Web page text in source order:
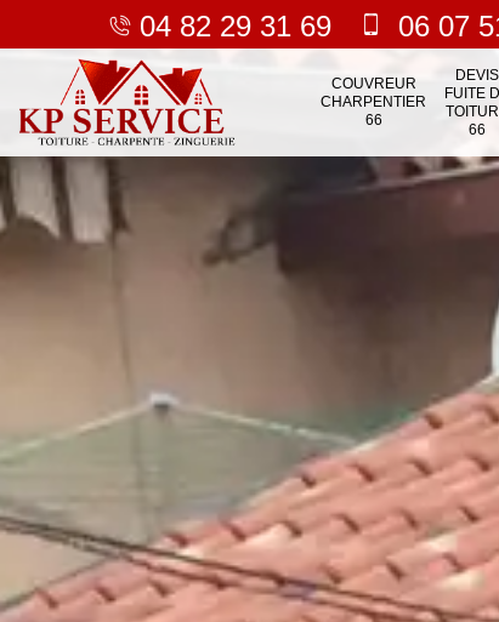
04 82 29 31 69 06 07
COUVREUR
CHARPENTIER
66
DEVIS
FUITE
66